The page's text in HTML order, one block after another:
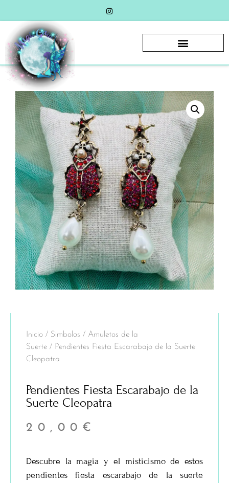
Inicio / Simbolos / Amuletos de la
Suerte / Pendientes Fiesta Escarabajo de la Suerte
Cleopatra
Pendientes Fiesta Escarabajo de la
Suerte Cleopatra
20,00 €
Descubre la magia y el misticismo de estos
pendientes fiesta escarabajo de la suerte